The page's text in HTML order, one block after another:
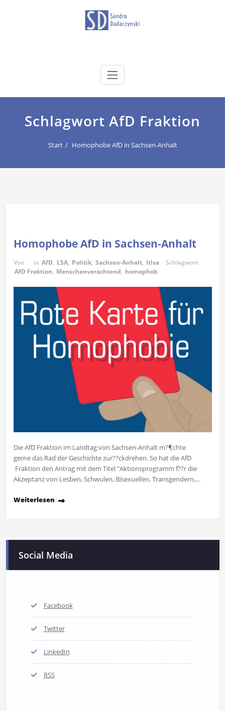
dadaczynski.de
Schlagwort AfD Fraktion
Start Homophobe AfD in Sachsen-Anhalt
Homophobe AfD in Sachsen-Anhalt
Von in AfD, LSA, Politik, Sachsen-Anhalt, ltlsa
Schlagwort
AfD Fraktion, Menschenverachtend, homophob
Die AfD Fraktion im Landtag von Sachsen-Anhalt m?¶chte
gerne das Rad der Geschichte zur??ckdrehen. So hat die AfD
Fraktion den Antrag mit dem Titel "Aktionsprogramm f??r die
Akzeptanz von Lesben, Schwulen, Bisexuellen, Transgendern,…
Weiterlesen
Social Media
Facebook
Twitter
LinkedIn
RSS